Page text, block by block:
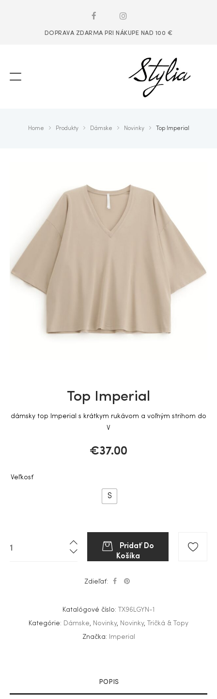
DOPRAVA ZDARMA PRI NÁKUPE NAD 100 €
Home Produkty Dámske Novinky Top Imperial
Top Imperial
dámsky top Imperial s krátkym rukávom a voľným strihom do
V
€37.00
Veľkosť
S
Pridať Do
Košíka
Zdieľať:
Katalógové číslo:
TX96LGYN-1
Kategórie: Dámske, Novinky, Novinky,
Tričká & Topy
Značka:
Imperial
POPIS